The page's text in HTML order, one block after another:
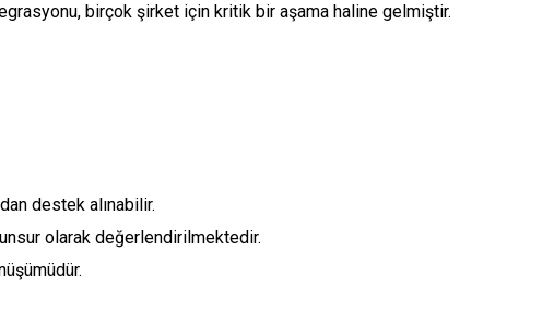
birçok şirket için kritik bir aşama haline gelmiştir.
destek alınabilir.
olarak değerlendirilmektedir.